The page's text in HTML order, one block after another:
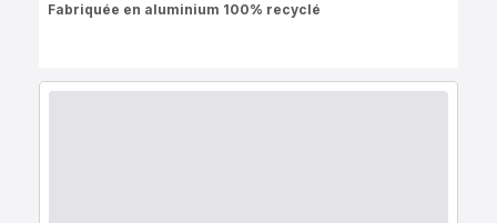
Fabriquée en aluminium 100% recyclé